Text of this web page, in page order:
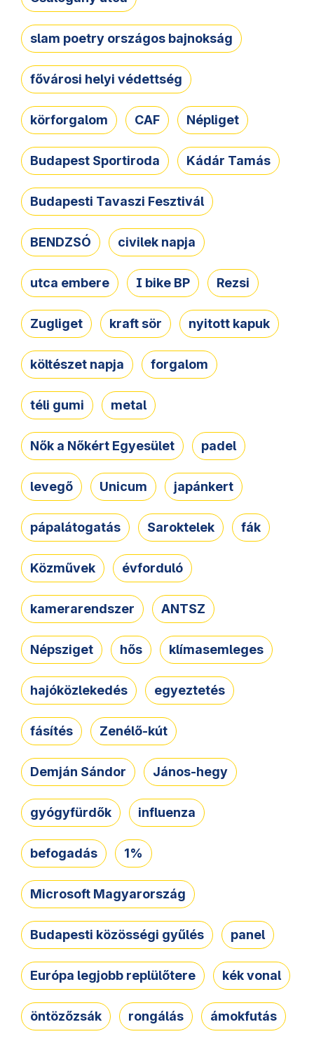
slam poetry országos bajnokság
fővárosi helyi védettség
körforgalom CAF Népliget
Budapest Sportiroda Kádár Tamás
Budapesti Tavaszi Fesztivál
BENDZSÓ civilek napja
utca embere I bike BP Rezsi
Zugliget kraft sör nyitott kapuk
költészet napja forgalom
téli gumi metal
Nők a Nőkért Egyesület padel
levegő Unicum japánkert
pápalátogatás Saroktelek fák
Közművek évforduló
kamerarendszer ANTSZ
Népsziget hős klímasemleges
hajóközlekedés egyeztetés
fásítés Zenélő-kút
Demján Sándor János-hegy
gyógyfürdők influenza
befogadás 1%
Microsoft Magyarország
Budapesti közösségi gyűlés panel
Európa legjobb replülőtere kék vonal
öntözőzsák rongálás ámokfutás